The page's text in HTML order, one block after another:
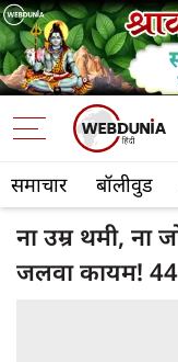
समाचार बॉलीवुड
ना उम्र थमी,
जलवा कायम!